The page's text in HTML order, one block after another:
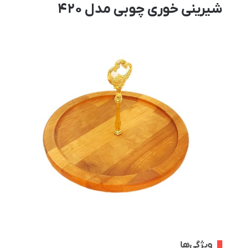
شیرینی خوری چوبی مدل 420
ویژگی‌ها